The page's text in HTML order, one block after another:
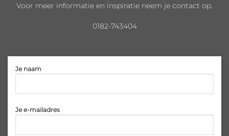
Voor meer informatie en inspiratie neem je contact op.
0182-743404
Je naam
Je e-mailadres